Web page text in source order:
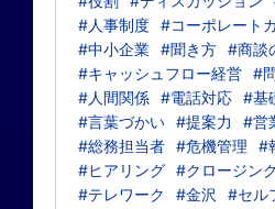
#人事制度 #コーポレート
#中小企業 #聞き方 #商談
#キャッシュフロー経営 #
#人間関係 #電話対応 #基
#言葉づかい #提案力 #営
#総務担当者 #危機管理
#
#ヒアリング #クロージン
#テレワーク
#金沢
#セル